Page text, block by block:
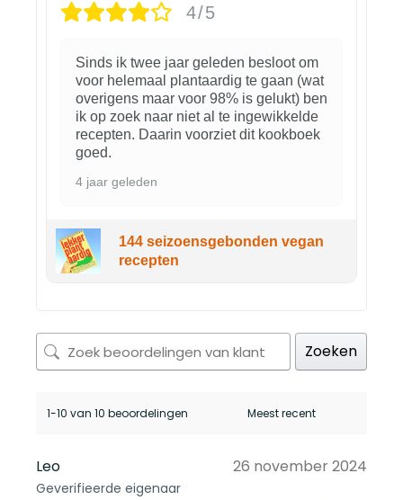
4/5
Sinds ik twee jaar geleden besloot om
voor helemaal plantaardig te gaan (wat
overigens maar voor 98% is gelukt) ben
ik op zoek naar niet al te ingewikkelde
recepten. Daarin voorziet dit kookboek
goed.
4 jaar geleden
144 seizoensgebonden vegan
recepten
Zoeken
1-10 van 10 beoordelingen
Leo
Geverifieerde eigenaar
26 november 2024